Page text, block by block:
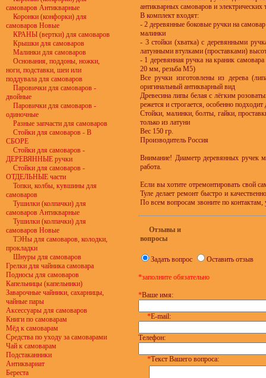
самоваров Антикварные
Коронки (конфорки) для
самоваров Новые
КРАНЫ (вертки) для самоваров
Крышки для самоваров
Малинки для самоваров
Основания, поддоны, ножки,
ноги, подставки, шеи или
поддувала для самоваров
Паровички для самоваров -
двойные
Паровички для самоваров -
одиночные
Разные запчасти для самоваров
Стойки для самоваров - В
СБОРЕ
Стойки для самоваров -
ДЕРЕВЯННЫЕ ручки
Стойки для самоваров -
ОТДЕЛЬНЫЕ части
Топки, колбы, кувшины для
самоваров
Тушилки (колпачки) для
самоваров Антикварные
Тушилки (колпачки) для
самоваров Новые
ТЭНы для самоваров, колодки,
прокладки
Шнуры для самоваров
Грелки для чайника самовара
Подносы для самоваров
Капельницы (капельники)
Заварочные чайники, сахарницы,
чайные пары
Аксессуары для самоваров
Книги по самоварам
Мёд к самоварам
Средства по уходу за самоварами
Чай к самоварам
Подстаканники
Антиквариат
Береста
антикварных самоваров и электрических
В комплект входят:
- 2 деревянные боковые ручки на
малинки
- 3 стойки (хватка) с деревянными
латунными втулками (проставками)
- 1 деревянная ручка на краник
20 мм, резьба М5)
Все ручки изготовлены из дерева
оригинальный антикварный вид
Древесина липы белая с лёгким
режется и строгается, особенно
Стойки, малинки, болты, гайки,
только из латуни
Вес 150 гр.
Производитель Россия
Внимание! Диаметр деревянных ручек
работа.
Если вы хотите отремонтировать свой
Туле делает ремонт быстро и
По всем вопросам звоните по контактам,
Отзывы и
вопросы
Задать вопрос Оставить отзыв
*заполните обязательно
*Ваше имя:
*E-mail:
Телефон:
*Текст Вашего вопроса: